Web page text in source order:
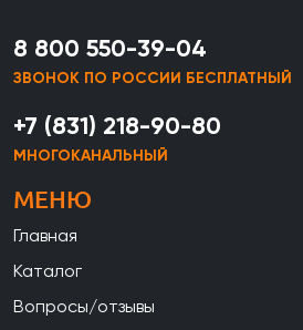
8 800 550-39-04
ЗВОНОК ПО РОССИИ БЕСПЛАТНЫЙ
+7 (831) 218-90-80
МНОГОКАНАЛЬНЫЙ
МЕНЮ
Главная
Каталог
Вопросы/отзывы